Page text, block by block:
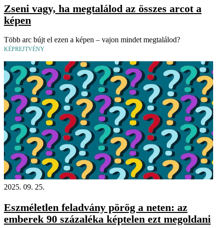
Zseni vagy, ha megtalálod az összes arcot a
képen
Több arc bújt el ezen a képen – vajon mindet megtalálod?
KÉPREJTVÉNY
2025. 09. 25.
Eszméletlen feladvány pörög a neten: az
emberek 90 százaléka képtelen ezt megoldani